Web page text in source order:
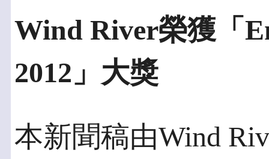
Wind River榮獲「
2012」大獎
本新聞稿由Wind